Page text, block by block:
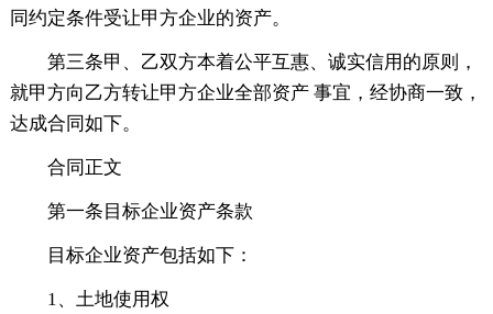
同约定条件受让甲方企业的资产。
第三条甲、乙双方本着公平互惠、诚实信用的原则，
就甲方向乙方转让甲方企业全部资产 事宜，经协商一致，
达成合同如下。
合同正文
第一条目标企业资产条款
目标企业资产包括如下：
1、土地使用权